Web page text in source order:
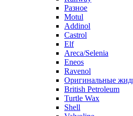
Разное
Motul
Addinol
Castrol
Elf
Areca/Selenia
Eneos
Ravenol
Оригинальные
British Petroleum
Turtle Wax
Shell